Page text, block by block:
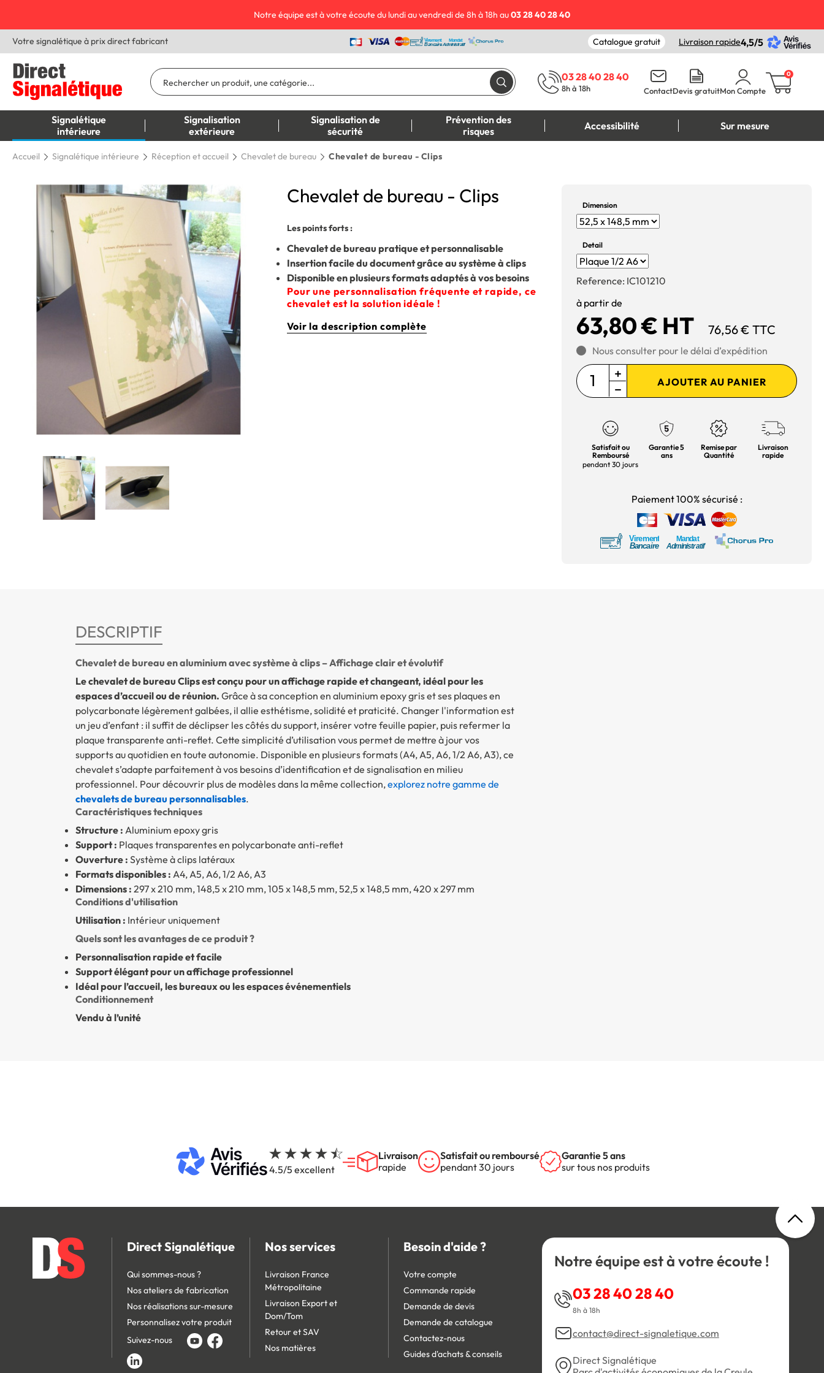
Notre équipe est à votre écoute du lundi au vendredi de 8h à 18h au03 28 40 28 40
Votre signalétique à prix direct fabricant Catalogue gratuit Livraison rapide4,5/5
03 28 40 28 40
8h à 18h ContactDevis gratuitMon Compte
0
Signalétique
intérieure
Signalisation
extérieure
Signalisation de
sécurité
Prévention des
risques
Accessibilité Sur mesure
Accueil Signalétique intérieure Réception et accueil Chevalet de bureau Chevalet de bureau - Clips
Chevalet de bureau - Clips
Les points forts :
Chevalet de bureau pratique et personnalisable
Insertion facile du document grâce au système à clips
Disponible en plusieurs formats adaptés à vos besoins
Pour une personnalisation fréquente et rapide, ce
chevalet est la solution idéale !
Voir la description complète
Dimension
Detail
Reference: IC101210
à partir de
63,80 € HT 76,56 € TTC
Nous consulter pour le délai d’expédition
AJOUTER AU PANIER
Satisfait ou
Remboursé
pendant 30 jours
Garantie 5
ans
Remise par
Quantité
Livraison
rapide
Paiement 100% sécurisé :
DESCRIPTIF
Chevalet de bureau en aluminium avec système à clips – Affichage clair et évolutif
Le chevalet de bureau Clips est conçu pour un affichage rapide et changeant, idéal pour les
espaces d’accueil ou de réunion. Grâce à sa conception en aluminium epoxy gris et ses plaques en
polycarbonate légèrement galbées, il allie esthétisme, solidité et praticité. Changer l'information est
un jeu d’enfant : il suffit de déclipser les côtés du support, insérer votre feuille papier, puis refermer la
plaque transparente anti-reflet. Cette simplicité d’utilisation vous permet de mettre à jour vos
supports au quotidien en toute autonomie. Disponible en plusieurs formats (A4, A5, A6, 1/2 A6, A3), ce
chevalet s’adapte parfaitement à vos besoins d’identification et de signalisation en milieu
professionnel. Pour découvrir plus de modèles dans la même collection,explorez notre gamme de
chevalets de bureau personnalisables.
Caractéristiques techniques
Structure : Aluminium epoxy gris
Support : Plaques transparentes en polycarbonate anti-reflet
Ouverture : Système à clips latéraux
Formats disponibles : A4, A5, A6, 1/2 A6, A3
Dimensions : 297 x 210 mm, 148,5 x 210 mm, 105 x 148,5 mm, 52,5 x 148,5 mm, 420 x 297 mm
Conditions d'utilisation
Utilisation : Intérieur uniquement
Quels sont les avantages de ce produit ?
Personnalisation rapide et facile
Support élégant pour un affichage professionnel
Idéal pour l’accueil, les bureaux ou les espaces événementiels
Conditionnement
Vendu à l’unité
4.5/5 excellent
Livraison
rapide
Satisfait ou remboursé
pendant 30 jours
Garantie 5 ans
sur tous nos produits
Direct Signalétique
Qui sommes-nous ?
Nos ateliers de fabrication
Nos réalisations sur-mesure
Personnalisez votre produit
Suivez-nous
Nos services
Livraison France
Métropolitaine
Livraison Export et
Dom/Tom
Retour et SAV
Nos matières
Besoin d'aide ?
Votre compte
Commande rapide
Demande de devis
Demande de catalogue
Contactez-nous
Guides d'achats & conseils
Notre équipe est à votre écoute !
03 28 40 28 40
8h à 18h
contact@direct-signaletique.com
Direct Signalétique